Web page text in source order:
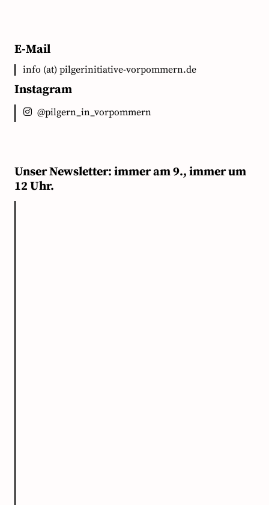
E-Mail
info (at) pilgerinitiative-vorpommern.de
Instagram
@pilgern_in_vorpommern
Unser Newsletter: immer am 9., immer um
12 Uhr.